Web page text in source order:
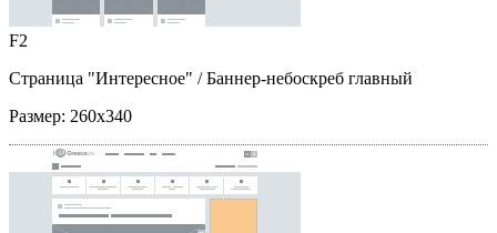
F2
Страница "Интересное" / Баннер-небоскреб главный
Размер: 260x340